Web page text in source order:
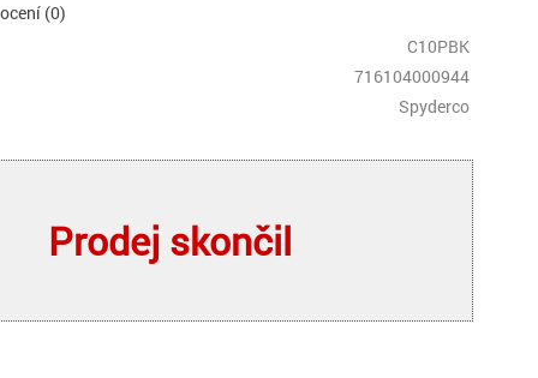
(0)
C10PBK
716104000944
Spyderco
Prodej skončil